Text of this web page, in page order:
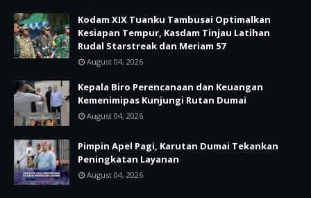
Kodam XIX Tuanku Tambusai Optimalkan
Kesiapan Tempur, Kasdam Tinjau Latihan
Rudal Starstreak dan Meriam 57
August 04, 2026
Kepala Biro Perencanaan dan Keuangan
Kemenimipas Kunjungi Rutan Dumai
August 04, 2026
Pimpin Apel Pagi, Karutan Dumai Tekankan
Peningkatan Layanan
August 04, 2026